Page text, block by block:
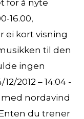
for å nyte
16.00,
ei kort visning
til den
ingen
2012 – 14:04 -
nordavind
du trener